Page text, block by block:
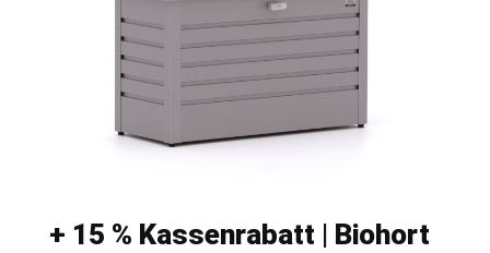
+ 15 % Kassenrabatt | Biohort